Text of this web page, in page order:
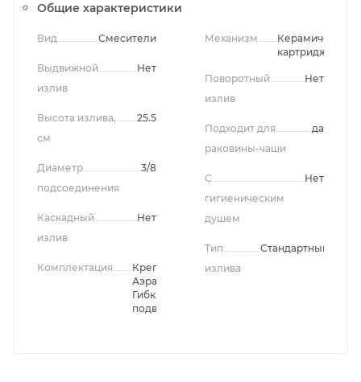
Общие характеристики
Вид Смесители
Выдвижной
излив
Нет
Высота излива,
см
25.5
Диаметр
подсоединения
3/8
Каскадный
излив
Нет
Комплектация
Крепление,
Аэратор,
Гибкая
подводка
Механизм
Керамический
картридж
Поворотный
излив
Нет
Подходит для
раковины-чаши
да
С
гигиеническим
душем
Нет
Тип
излива
Стандартный